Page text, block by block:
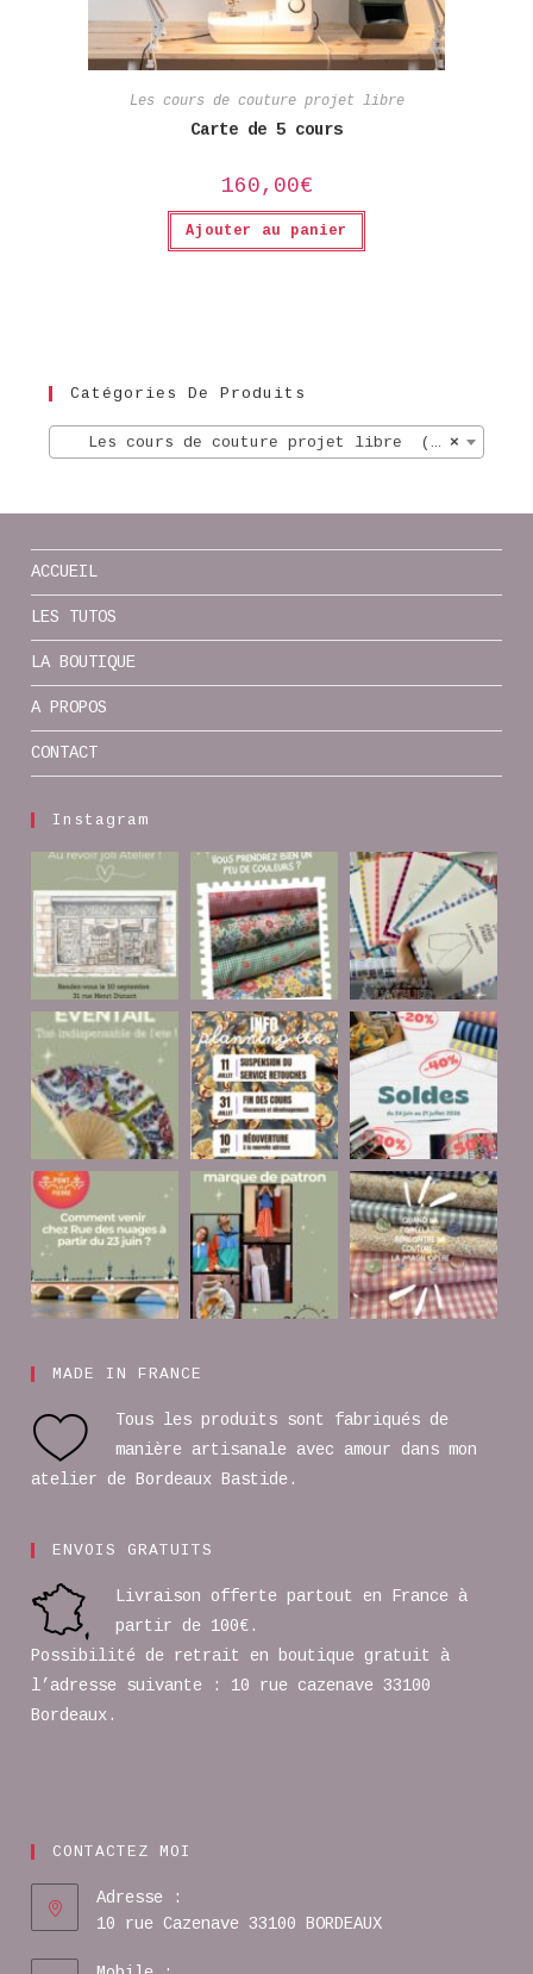
Les cours de couture projet libre
Carte de 5 cours
160,00€
Ajouter au panier
Catégories De Produits
×
Les cours de couture projet libre (4)
ACCUEIL
LES TUTOS
LA BOUTIQUE
A PROPOS
CONTACT
Instagram
MADE IN FRANCE
Tous les produits sont fabriqués de
manière artisanale avec amour dans mon
atelier de Bordeaux Bastide.
ENVOIS GRATUITS
Livraison offerte partout en France à
partir de 100€.
Possibilité de retrait en boutique gratuit à
l’adresse suivante : 10 rue cazenave 33100
Bordeaux.
CONTACTEZ MOI
Adresse :
10 rue Cazenave 33100 BORDEAUX